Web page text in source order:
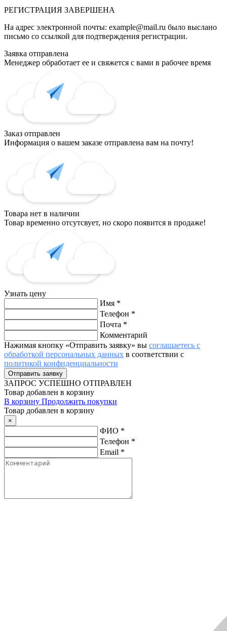
РЕГИСТРАЦИЯ ЗАВЕРШЕНА
На адрес электронной почты: example@mail.ru было выслано
письмо со ссылкой для подтверждения регистрации.
Заявка отправлена
Менеджер обработает ее и свяжется с вами в рабочее время
Заказ отправлен
Информация о вашем заказе отправлена вам на почту!
Товара нет в наличии
Товар временно отсутсвует, но скоро появится в продаже!
Узнать цену
Имя *
Телефон *
Почта *
Комментарий
Нажимая кнопку «Отправить заявку» вы соглашаетесь с
обработкой персональных данных в соответствии с
политикой конфиденциальности
ЗАПРОС УСПЕШНО ОТПРАВЛЕН
Товар добавлен в корзину
В корзину Продолжить покупки
Товар добавлен в корзину
×
ФИО *
Телефон *
Email *